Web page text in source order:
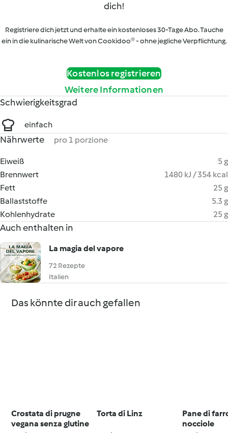
dich!
Registriere dich jetzt und erhalte ein kostenloses 30-Tage Abo. Tauche
ein in die kulinarische Welt von Cookidoo® - ohne jegliche Verpflichtung.
Kostenlos registrieren
Weitere Informationen
Schwierigkeitsgrad
einfach
Nährwerte pro 1 porzione
Eiweiß
5 g
Brennwert
1480 kJ / 354 kcal
Fett
25 g
Ballaststoffe
5.3 g
Kohlenhydrate
25 g
Auch enthalten in
La magia del vapore
72 Rezepte
Italien
Das könnte dir auch gefallen
Crostata di prugne
vegana senza glutine
Torta di Linz
Pane di
nocciole